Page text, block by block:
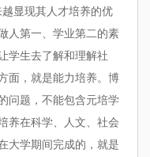
越显现其人才培养的优
人第一、学业第二的素
学生去了解和理解社
面，就是能力培养。博
问题，不能包含元培学
养在科学、人文、社会
大学期间完成的，就是